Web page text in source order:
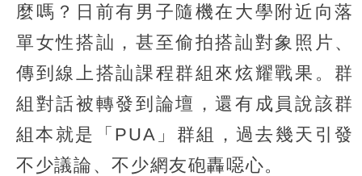
麼嗎？日前有男子隨機在大學附近向落
單女性搭訕，甚至偷拍搭訕對象照片、
傳到線上搭訕課程群組來炫耀戰果。群
組對話被轉發到論壇，還有成員說該群
組本就是「PUA」群組，過去幾天引發
不少議論、不少網友砲轟噁心。